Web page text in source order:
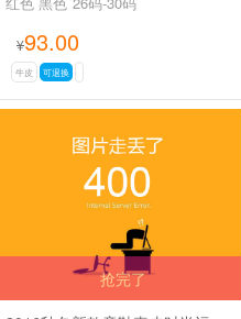
¥93.00
牛皮 可退换
抢完了